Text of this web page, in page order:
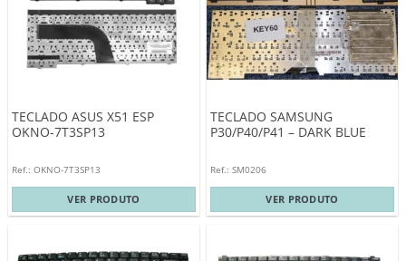
TECLADO ASUS X51 ESP
OKNO-7T3SP13
Ref.: OKNO-7T3SP13
VER PRODUTO
TECLADO SAMSUNG
P30/P40/P41 – DARK BLUE
Ref.: SM0206
VER PRODUTO